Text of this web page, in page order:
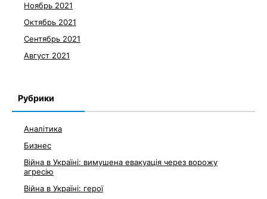
Ноябрь 2021
Октябрь 2021
Сентябрь 2021
Август 2021
Рубрики
Аналітика
Бизнес
Війна в Україні: вимушена евакуація через ворожу
агресію
Війна в Україні: герої